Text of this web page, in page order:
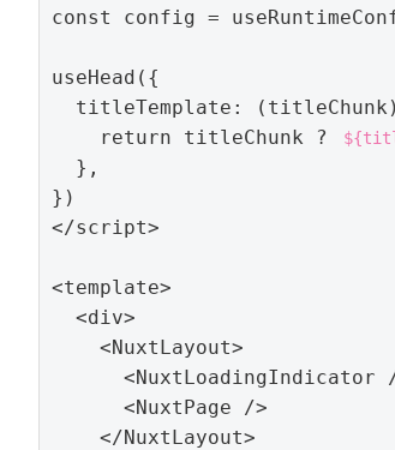
const config =
useHead({
titleTemplate:
    return titleChunk ?
  },
})
</script>
<template>
  <div>
    <NuxtLayout>
<NuxtLoadingIndicator
      <NuxtPage />
    </NuxtLayout>